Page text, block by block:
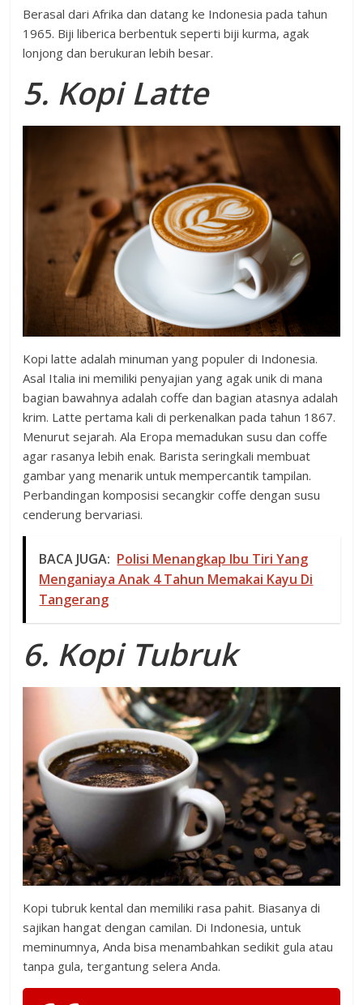
Berasal dari Afrika dan datang ke Indonesia pada tahun
1965. Biji liberica berbentuk seperti biji kurma, agak
lonjong dan berukuran lebih besar.
5. Kopi Latte
Kopi latte adalah minuman yang populer di Indonesia.
Asal Italia ini memiliki penyajian yang agak unik di mana
bagian bawahnya adalah coffe dan bagian atasnya adalah
krim. Latte pertama kali di perkenalkan pada tahun 1867.
Menurut sejarah. Ala Eropa memadukan susu dan coffe
agar rasanya lebih enak. Barista seringkali membuat
gambar yang menarik untuk mempercantik tampilan.
Perbandingan komposisi secangkir coffe dengan susu
cenderung bervariasi.
BACA JUGA: Polisi Menangkap Ibu Tiri Yang
Menganiaya Anak 4 Tahun Memakai Kayu Di
Tangerang
6. Kopi Tubruk
Kopi tubruk kental dan memiliki rasa pahit. Biasanya di
sajikan hangat dengan camilan. Di Indonesia, untuk
meminumnya, Anda bisa menambahkan sedikit gula atau
tanpa gula, tergantung selera Anda.